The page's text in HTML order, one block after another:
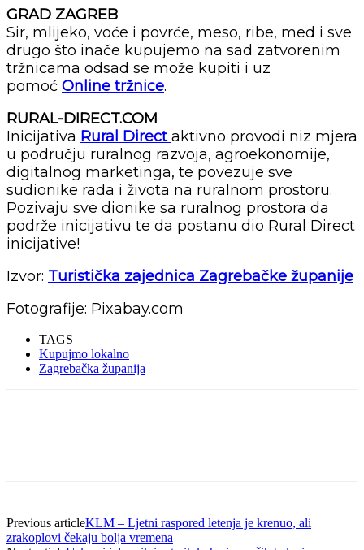
GRAD ZAGREB
Sir, mlijeko, voće i povrće, meso, ribe, med i sve
drugo što inače kupujemo na sad zatvorenim
tržnicama odsad se može kupiti i uz
pomoć Online tržnice.
RURAL-DIRECT.COM
Inicijativa Rural Direct aktivno provodi niz mjera
u području ruralnog razvoja, agroekonomije,
digitalnog marketinga, te povezuje sve
sudionike rada i života na ruralnom prostoru.
Pozivaju sve dionike sa ruralnog prostora da
podrže inicijativu te da postanu dio Rural Direct
inicijative!
Izvor: Turistička zajednica Zagrebačke županije
Fotografije: Pixabay.com
TAGS
Kupujmo lokalno
Zagrebačka županija
Previous articleKLM – Ljetni raspored letenja je krenuo, ali
zrakoplovi čekaju bolja vremena